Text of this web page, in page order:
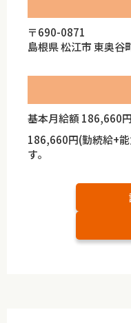
〒690-0871
島根県 松江市 東奥谷
基本月給額 186,660
186,660円(勤続給+
す。